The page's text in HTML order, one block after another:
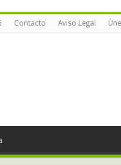
Contacto Aviso Legal